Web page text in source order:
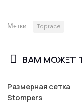
Метки: Toprace
ВАМ МОЖЕТ
Размерная сетка
Stompers